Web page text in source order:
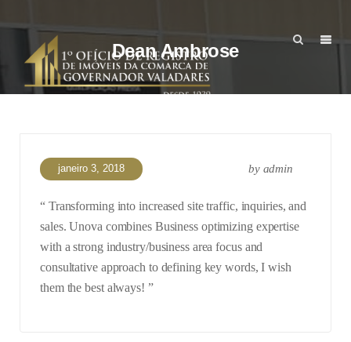
Dean Ambrose
janeiro 3, 2018 by admin
“ Transforming into increased site traffic, inquiries, and
sales. Unova combines Business optimizing expertise
with a strong industry/business area focus and
consultative approach to defining key words, I wish
them the best always! ”